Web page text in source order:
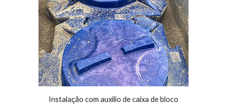
Instalação com auxilio de caixa de bloco